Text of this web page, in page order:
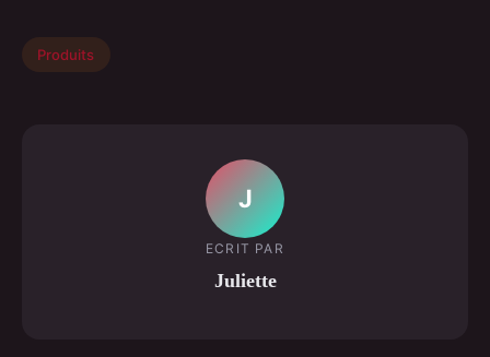
Produits
J
ECRIT PAR
Juliette